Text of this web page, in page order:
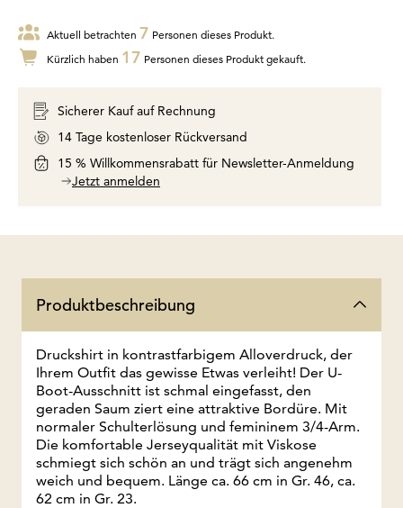
Aktuell betrachten 7 Personen dieses Produkt.
Kürzlich haben 17 Personen dieses Produkt gekauft.
Sicherer Kauf auf Rechnung
14 Tage kostenloser Rückversand
15 % Willkommensrabatt für Newsletter-Anmeldung
Jetzt anmelden
Produktbeschreibung
Druckshirt in kontrastfarbigem Alloverdruck, der
Ihrem Outfit das gewisse Etwas verleiht! Der U-
Boot-Ausschnitt ist schmal eingefasst, den
geraden Saum ziert eine attraktive Bordüre. Mit
normaler Schulterlösung und femininem 3/4-Arm.
Die komfortable Jerseyqualität mit Viskose
schmiegt sich schön an und trägt sich angenehm
weich und bequem. Länge ca. 66 cm in Gr. 46, ca.
62 cm in Gr. 23.